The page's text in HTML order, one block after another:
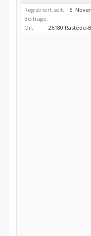
Registriert seit:
6.
Beiträge:
Ort:
26180 Rastede-